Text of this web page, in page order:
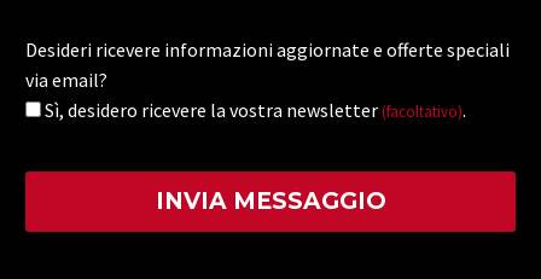
Desideri ricevere informazioni aggiornate e offerte speciali
via email?
Sì, desidero ricevere la vostra newsletter (facoltativo).